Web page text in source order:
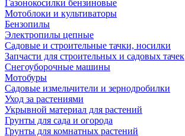
Газонокосилки бензиновые
Мотоблоки и культиваторы
Бензопилы
Электропилы цепные
Садовые и строительные тачки, носилки
Запчасти для строительных и садовых тачек
Снегоуборочные машины
Мотобуры
Садовые измельчители и зернодробилки
Уход за растениями
Укрывной материал для растений
Грунты для сада и огорода
Грунты для комнатных растений